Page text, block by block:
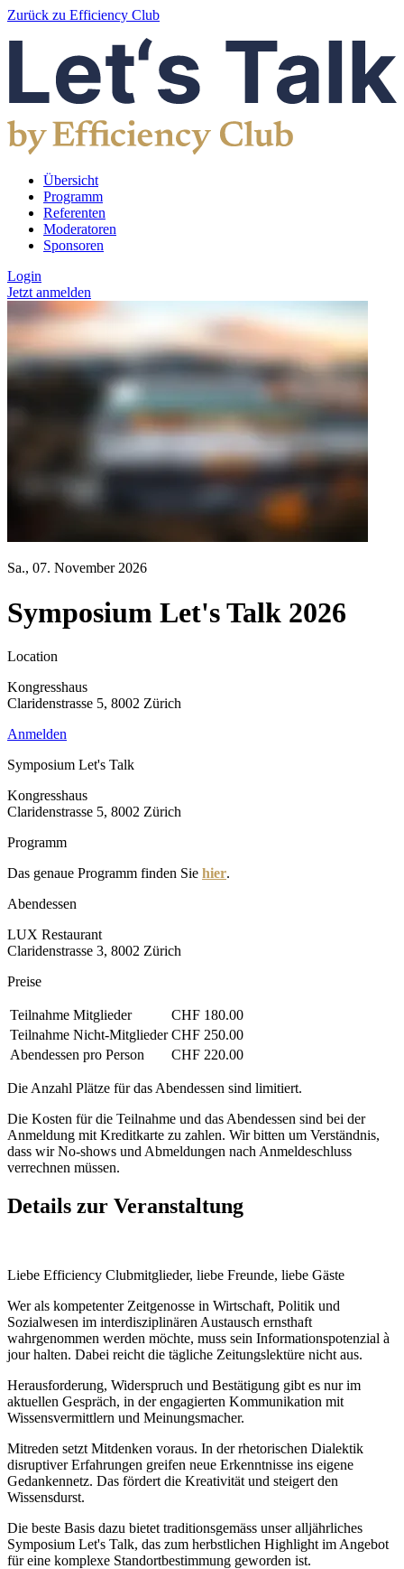
Zurück zu Efficiency Club
Übersicht
Programm
Referenten
Moderatoren
Sponsoren
Login
Jetzt anmelden
Sa., 07. November 2026
Symposium Let's Talk 2026
Location
Kongresshaus
Claridenstrasse 5, 8002 Zürich
Anmelden
Symposium Let's Talk
Kongresshaus
Claridenstrasse 5, 8002 Zürich
Programm
Das genaue Programm finden Sie hier.
Abendessen
LUX Restaurant
Claridenstrasse 3, 8002 Zürich
Preise
Teilnahme Mitglieder
CHF 180.00
Teilnahme Nicht-Mitglieder CHF 250.00
Abendessen pro Person
CHF 220.00
Die Anzahl Plätze für das Abendessen sind limitiert.
Die Kosten für die Teilnahme und das Abendessen sind bei der
Anmeldung mit Kreditkarte zu zahlen. Wir bitten um Verständnis,
dass wir No-shows und Abmeldungen nach Anmeldeschluss
verrechnen müssen.
Details zur Veranstaltung
Liebe Efficiency Clubmitglieder, liebe Freunde, liebe Gäste
Wer als kompetenter Zeitgenosse in Wirtschaft, Politik und
Sozialwesen im interdisziplinären Austausch ernsthaft
wahrgenommen werden möchte, muss sein Informationspotenzial à
jour halten. Dabei reicht die tägliche Zeitungslektüre nicht aus.
Herausforderung, Widerspruch und Bestätigung gibt es nur im
aktuellen Gespräch, in der engagierten Kommunikation mit
Wissensvermittlern und Meinungsmacher.
Mitreden setzt Mitdenken voraus. In der rhetorischen Dialektik
disruptiver Erfahrungen greifen neue Erkenntnisse ins eigene
Gedankennetz. Das fördert die Kreativität und steigert den
Wissensdurst.
Die beste Basis dazu bietet traditionsgemäss unser alljährliches
Symposium Let's Talk, das zum herbstlichen Highlight im Angebot
für eine komplexe Standortbestimmung geworden ist.